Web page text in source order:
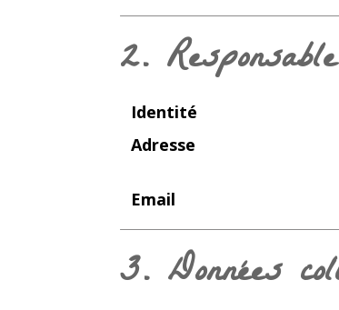
2.
Identité
Adresse
Email
3. Données